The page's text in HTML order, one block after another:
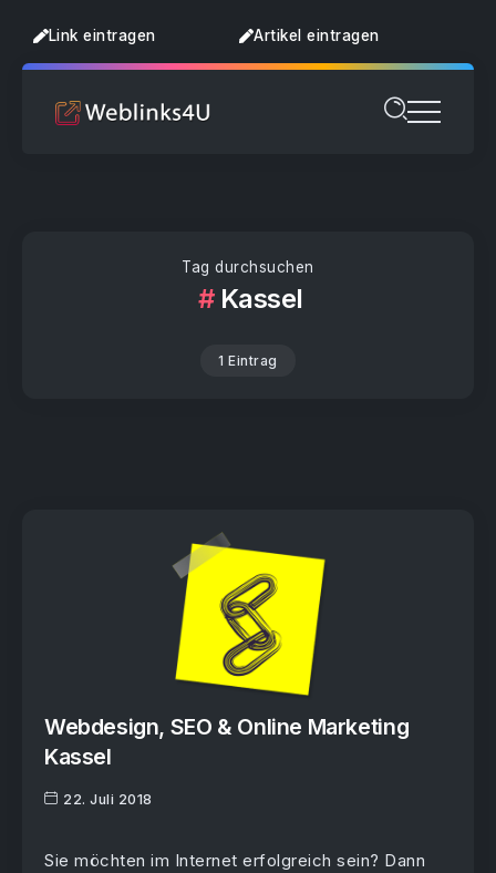
Link eintragen Artikel eintragen
Tag durchsuchen
Kassel
1 Eintrag
Webdesign, SEO & Online Marketing
Kassel
22. Juli 2018
Sie möchten im Internet erfolgreich sein? Dann